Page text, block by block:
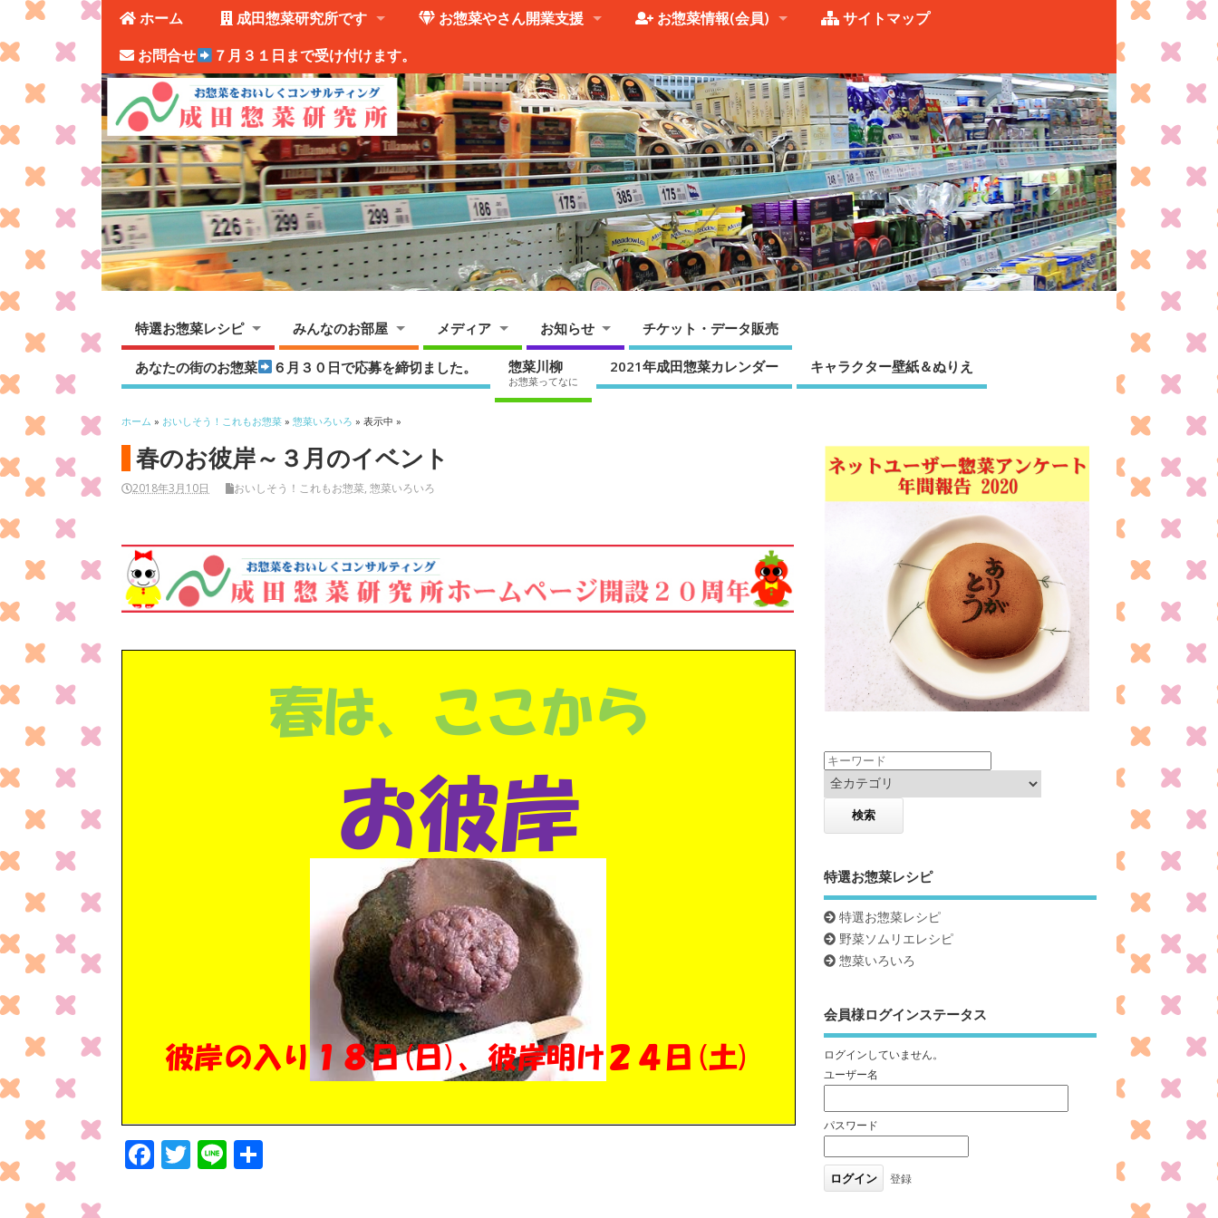
ホーム 成田惣菜研究所です お惣菜やさん開業支援 お惣菜情報(会員)
サイトマップ
お問合せ
７月３１日まで受け付けます。
特選お惣菜レシピ みんなのお部屋 メディア お知らせ チケット・データ販売
あなたの街のお惣菜 ６月３０日で応募を締切ました。 惣菜川柳
お惣菜ってなに
2021年成田惣菜カレンダー キャラクター壁紙＆ぬりえ
ホーム » おいしそう！これもお惣菜 »惣菜いろいろ » 表示中 »
春のお彼岸～３月のイベント
2018年3月10日 おいしそう！これもお惣菜,惣菜いろいろ
F T Li
特選お惣菜レシピ
特選お惣菜レシピ
野菜ソムリエレシピ
惣菜いろいろ
会員様ログインステータス
ログインしていません。
ユーザー名
パスワード
登録